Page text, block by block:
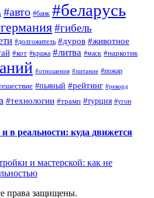
#авто #банк #беларусь
#гибель
#долгожитель #дуров #животное
#кот #кража #литва #маск #наркотик
#отношения #питание #пожар
#пьяный #рейтинг #рекорд
#технологии #трамп #турция #угон
в реальности: куда движется
и мастерской: как не
права защищены.